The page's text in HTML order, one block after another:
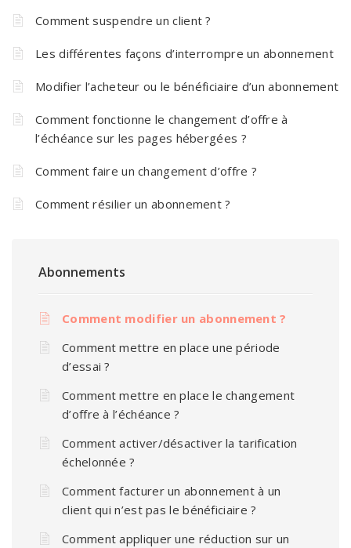
Comment suspendre un client ?
Les différentes façons d’interrompre un abonnement
Modifier l’acheteur ou le bénéficiaire d’un abonnement
Comment fonctionne le changement d’offre à
l’échéance sur les pages hébergées ?
Comment faire un changement d’offre ?
Comment résilier un abonnement ?
Abonnements
Comment modifier un abonnement ?
Comment mettre en place une période
d’essai ?
Comment mettre en place le changement
d’offre à l’échéance ?
Comment activer/désactiver la tarification
échelonnée ?
Comment facturer un abonnement à un
client qui n’est pas le bénéficiaire ?
Comment appliquer une réduction sur un